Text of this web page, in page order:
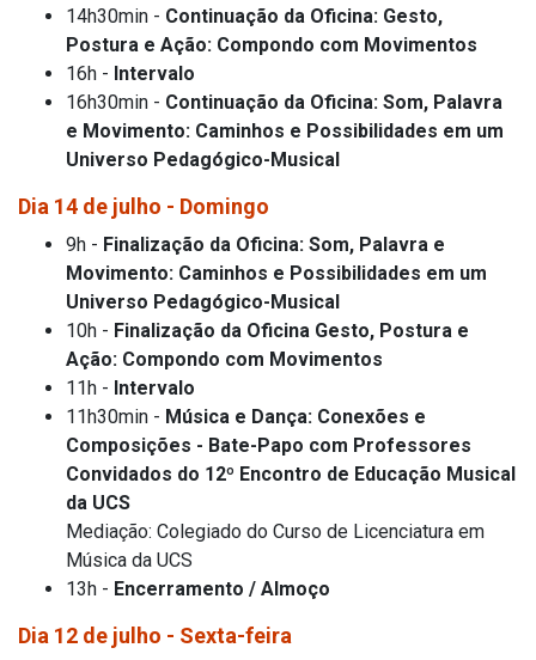
14h30min - Continuação da Oficina: Gesto,
Postura e Ação: Compondo com Movimentos
16h - Intervalo
16h30min - Continuação da Oficina: Som, Palavra
e Movimento: Caminhos e Possibilidades em um
Universo Pedagógico-Musical
Dia 14 de julho - Domingo
9h - Finalização da Oficina: Som, Palavra e
Movimento: Caminhos e Possibilidades em um
Universo Pedagógico-Musical
10h - Finalização da Oficina Gesto, Postura e
Ação: Compondo com Movimentos
11h - Intervalo
11h30min - Música e Dança: Conexões e
Composições - Bate-Papo com Professores
Convidados do 12º Encontro de Educação Musical
da UCS
Mediação: Colegiado do Curso de Licenciatura em
Música da UCS
13h - Encerramento / Almoço
Dia 12 de julho - Sexta-feira